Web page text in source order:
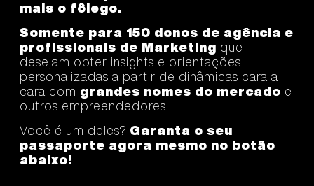
mais o fôlego.
Somente para 150 donos de agência e
profissionais de Marketing que
desejam obter insights e orientações
personalizadas a partir de dinâmicas cara a
cara com grandes nomes do mercado e
outros empreendedores.
Você é um deles? Garanta o seu
passaporte agora mesmo no botão
abaixo!